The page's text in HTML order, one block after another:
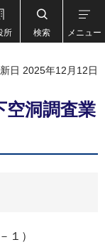
所 検索 メニュー
日 2025年12月12日
空洞調査業
１）